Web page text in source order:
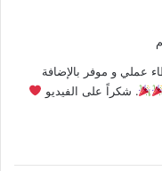
عملي و موفر بالإضافة
. شكراً على الفيديو